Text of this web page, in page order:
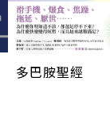
多巴胺聖經